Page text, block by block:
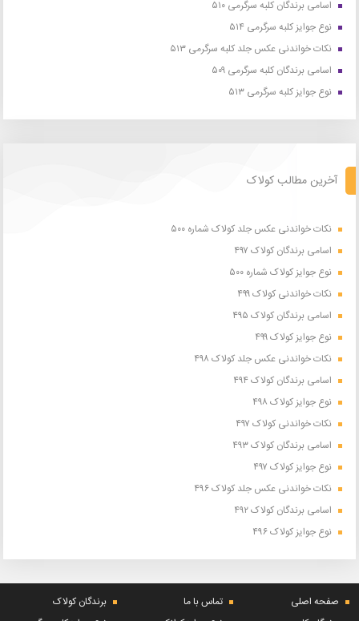
اسامی برندگان کلبه سرگرمی ۵۱۰
نوع جوایز کلبه سرگرمی ۵۱۴
نکات خواندنی عکس جلد کلبه سرگرمی ۵۱۳
اسامی برندگان کلبه سرگرمی ۵۰۹
نوع جوایز کلبه سرگرمی ۵۱۳
آخرین مطالب کولاک
نکات خواندنی عکس جلد کولاک شماره ۵۰۰
اسامی برندگان کولاک ۴۹۷
نوع جوایز کولاک شماره ۵۰۰
نکات خواندنی کولاک ۴۹۹
اسامی برندگان کولاک ۴۹۵
نوع جوایز کولاک ۴۹۹
نکات خواندنی عکس جلد کولاک ۴۹۸
اسامی برندگان کولاک ۴۹۴
نوع جوایز کولاک ۴۹۸
نکات خواندنی کولاک ۴۹۷
اسامی برندگان کولاک ۴۹۳
نوع جوایز کولاک ۴۹۷
نکات خواندنی عکس جلد کولاک ۴۹۶
اسامی برندگان کولاک ۴۹۲
نوع جوایز کولاک ۴۹۶
صفحه اصلی تماس با ما
برندگان کولاک